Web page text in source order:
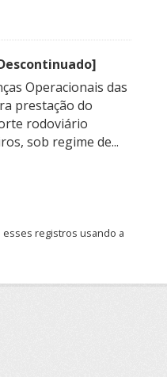
Operacionais das
prestação do
rodoviário
sob regime de...
registros usando a